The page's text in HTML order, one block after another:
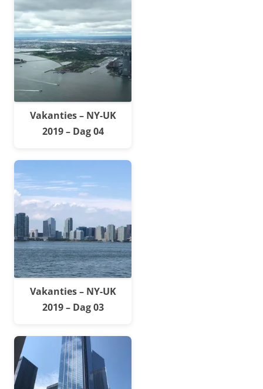
Vakanties – NY-UK
2019 – Dag 04
Vakanties – NY-UK
2019 – Dag 03